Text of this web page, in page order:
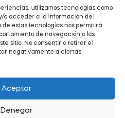
utilizamos tecnologías como
o acceder a la información del
de estas tecnologías nos permitirá
de navegación o las
sitio. No consentir o retirar el
negativamente a ciertas
Aceptar
Denegar
y Reembolsos
de entrega
y Cookies
de servicio